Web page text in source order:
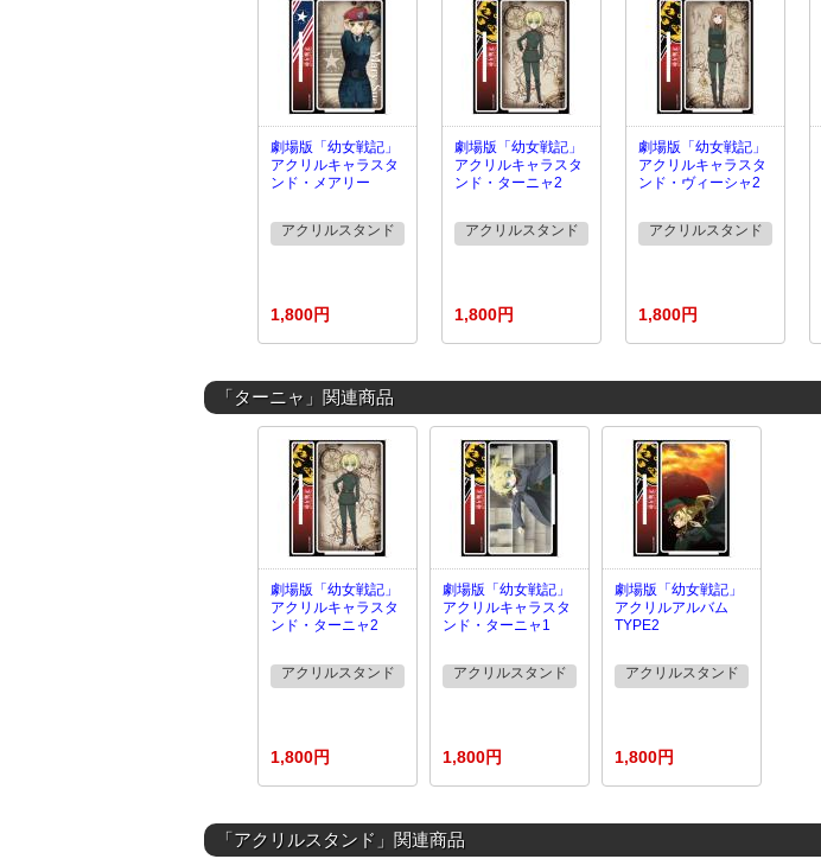
劇場版「幼女戦記」
アクリルキャラスタ
ンド・メアリー
アクリルスタンド
1,800円
劇場版「幼女戦記」
アクリルキャラスタ
ンド・ターニャ2
アクリルスタンド
1,800円
劇場版「幼女戦記」
アクリルキャラスタ
ンド・ヴィーシャ2
アクリルスタンド
1,800円
「ターニャ」関連商品
劇場版「幼女戦記」
アクリルキャラスタ
ンド・ターニャ2
アクリルスタンド
1,800円
劇場版「幼女戦記」
アクリルキャラスタ
ンド・ターニャ1
アクリルスタンド
1,800円
劇場版「幼女戦記」
アクリルアルバム
TYPE2
アクリルスタンド
1,800円
「アクリルスタンド」関連商品